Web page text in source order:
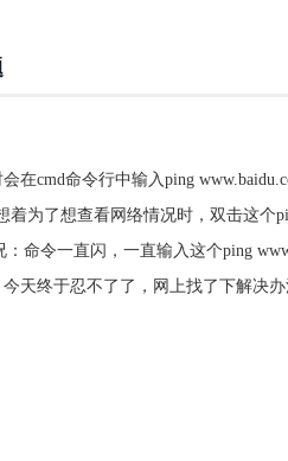
在cmd命令行中输入ping
为了想查看网络情况时，双击这个
命令一直闪，一直输入这个ping
天终于忍不了了，网上找了下解决